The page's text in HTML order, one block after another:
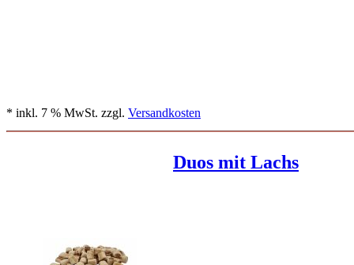
* inkl. 7 % MwSt. zzgl. Versandkosten
Duos mit Lachs